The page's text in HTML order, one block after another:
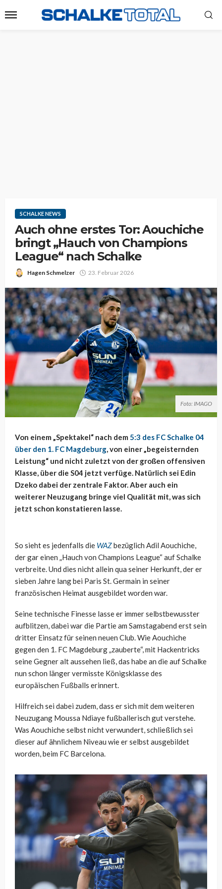
SCHALKE NEWS
Auch ohne erstes Tor: Aouchiche
bringt „Hauch von Champions
League“ nach Schalke
Hagen Schmelzer 23. Februar 2026
Foto: IMAGO
Von einem „Spektakel“ nach dem 5:3 des FC Schalke 04
über den 1. FC Magdeburg, von einer „begeisternden
Leistung“ und nicht zuletzt von der großen offensiven
Klasse, über die S04 jetzt verfüge. Natürlich sei Edin
Dzeko dabei der zentrale Faktor. Aber auch ein
weiterer Neuzugang bringe viel Qualität mit, was sich
jetzt schon konstatieren lasse.
So sieht es jedenfalls die WAZbezüglich Adil Aouchiche,
der gar einen „Hauch von Champions League“ auf Schalke
verbreite. Und dies nicht allein qua seiner Herkunft, der er
sieben Jahre lang bei Paris St. Germain in seiner
französischen Heimat ausgebildet worden war.
Seine technische Finesse lasse er immer selbstbewusster
aufblitzen, dabei war die Partie am Samstagabend erst sein
dritter Einsatz für seinen neuen Club. Wie Aouchiche
gegen den 1. FC Magdeburg „zauberte“, mit Hackentricks
seine Gegner alt aussehen ließ, das habe an die auf Schalke
nun schon länger vermisste Königsklasse des
europäischen Fußballs erinnert.
Hilfreich sei dabei zudem, dass er sich mit dem weiteren
Neuzugang Moussa Ndiaye fußballerisch gut verstehe.
Was Aouchiche selbst nicht verwundert, schließlich sei
dieser auf ähnlichem Niveau wie er selbst ausgebildet
worden, beim FC Barcelona.